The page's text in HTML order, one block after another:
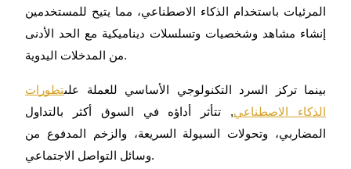
نسخ التداول
انضم إلى أفضل المتداولين
المرئيات باستخدام الذكاء الاصطناعي، مما يتيح للمستخدمين
إنشاء مشاهد وشخصيات وتسلسلات ديناميكية مع الحد الأدنى
من المدخلات اليدوية.
بينما تركز السرد التكنولوجي الأساسي للعملة علىتطورات
الذكاء الاصطناعي, تتأثر أداؤه في السوق أكثر بالتداول
المضاربي، وتحولات السيولة السريعة، والزخم المدفوع من
وسائل التواصل الاجتماعي.